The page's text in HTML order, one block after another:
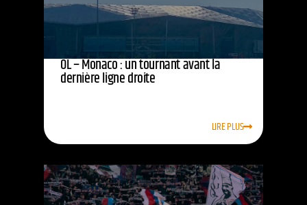
OL – Monaco : un tournant avant la
dernière ligne droite
LIRE PLUS